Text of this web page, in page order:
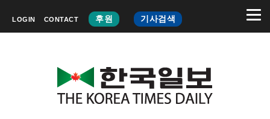
LOGIN CONTACT 후원 기사검색